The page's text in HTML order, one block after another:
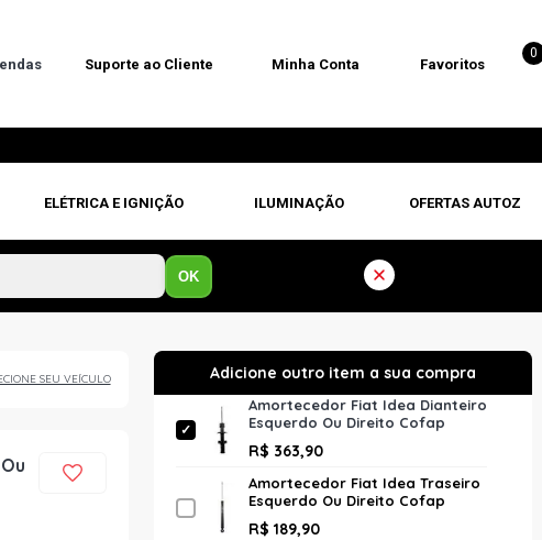
Suporte ao Cliente Minha Conta Favoritos
0
ELÉTRICA E IGNIÇÃO ILUMINAÇÃO OFERTAS AUTOZ
OK
SEU VEÍCULO
Amortecedor Fiat Idea Dianteiro
Esquerdo Ou Direito Cofap
Gp30188 Turbogás Unitário
R$ 363,90
Amortecedor Fiat Idea Traseiro
Esquerdo Ou Direito Cofap
Gb47946 Turbogás Unitário
R$ 189,90